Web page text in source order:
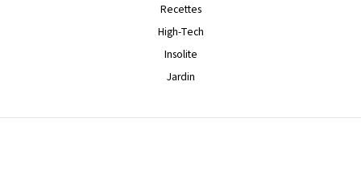
Recettes
High-Tech
Insolite
Jardin